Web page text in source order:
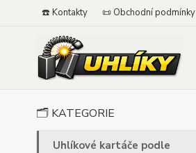
☎️ Kontakty 📜 Obchodní podmínky
🗂️ KATEGORIE
Uhlíkové kartáče podle